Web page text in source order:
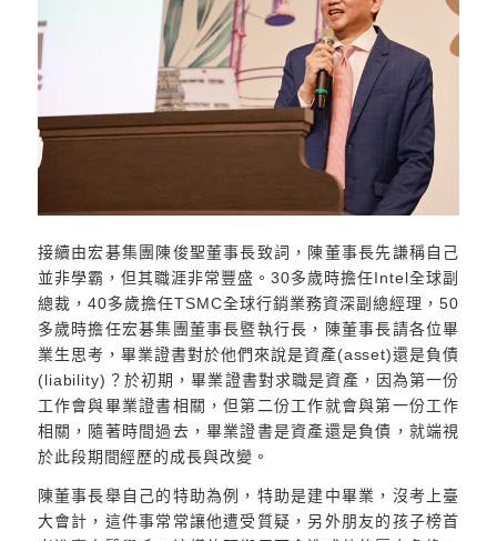
接續由宏碁集團陳俊聖董事長致詞，陳董事長先謙稱自己
並非學霸，但其職涯非常豐盛。30多歲時擔任Intel全球副
總裁，40多歲擔任TSMC全球行銷業務資深副總經理，50
多歲時擔任宏碁集團董事長暨執行長，陳董事長請各位畢
業生思考，畢業證書對於他們來說是資產(asset)還是負債
(liability)？於初期，畢業證書對求職是資產，因為第一份
工作會與畢業證書相關，但第二份工作就會與第一份工作
相關，隨著時間過去，畢業證書是資產還是負債，就端視
於此段期間經歷的成長與改變。
陳董事長舉自己的特助為例，特助是建中畢業，沒考上臺
大會計，這件事常常讓他遭受質疑，另外朋友的孩子榜首